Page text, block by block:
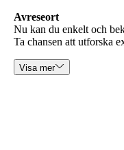
Avreseort
Nu kan du enkelt och
Ta chansen att utforska
Visa mer